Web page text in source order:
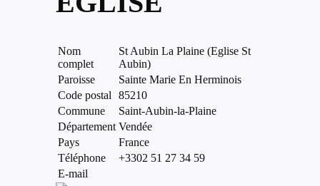
Nom
complet
St Aubin La Plaine (Eglise St
Aubin)
Paroisse
Sainte Marie En Herminois
Code postal
85210
Commune
Saint-Aubin-la-Plaine
Département Vendée
Pays
France
Téléphone
+3302 51 27 34 59
E-mail